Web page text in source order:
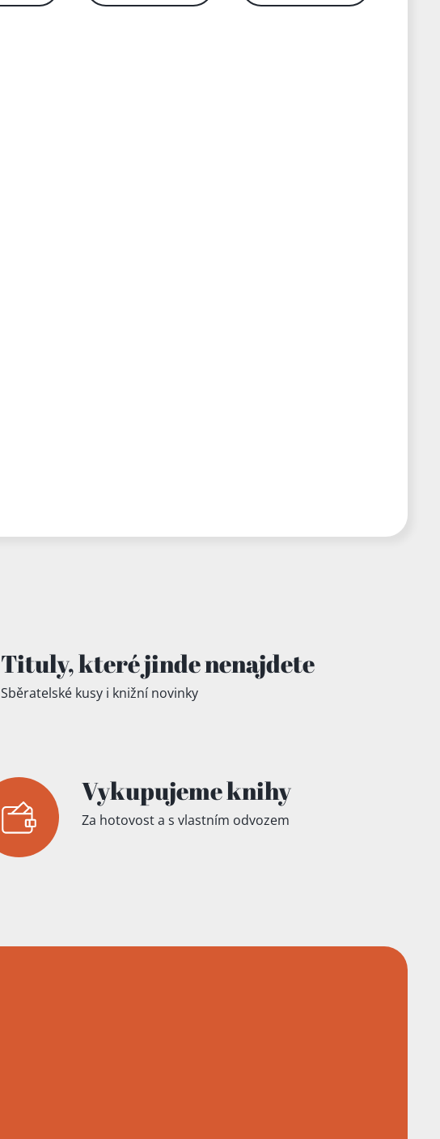
Tituly,které jindenenajdete
Sběratelské kusy i knižní novinky
Vykupujeme knihy
Za hotovost a s vlastním odvozem